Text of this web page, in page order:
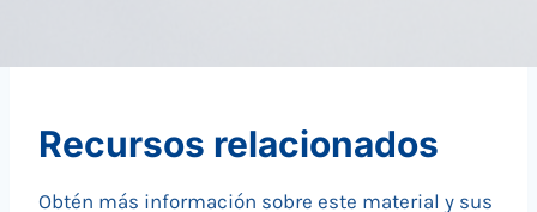
Recursos relacionados
Obtén más información sobre este material y sus